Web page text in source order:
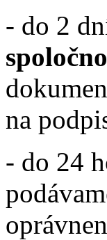
- do 2
na
- do 24